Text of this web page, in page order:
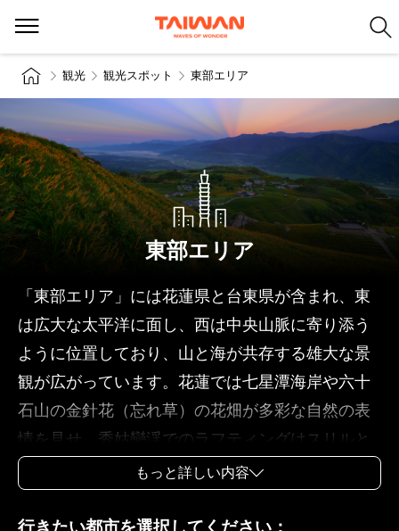
観光 観光スポット 東部エリア
東部エリア
「東部エリア」には花蓮県と台東県が含まれ、東
は広大な太平洋に面し、西は中央山脈に寄り添う
ように位置しており、山と海が共存する雄大な景
観が広がっています。花蓮では七星潭海岸や六十
石山の金針花（忘れ草）の花畑が多彩な自然の表
情を見せ、秀姑巒渓でのラフティングはスリルと
楽しさに満ちています。台東は汚染されていない
所があり、雄大な海岸山脈の眺めも楽しめます。
もっと詳しい内容
行きたい都市を選択してください：
花蓮県